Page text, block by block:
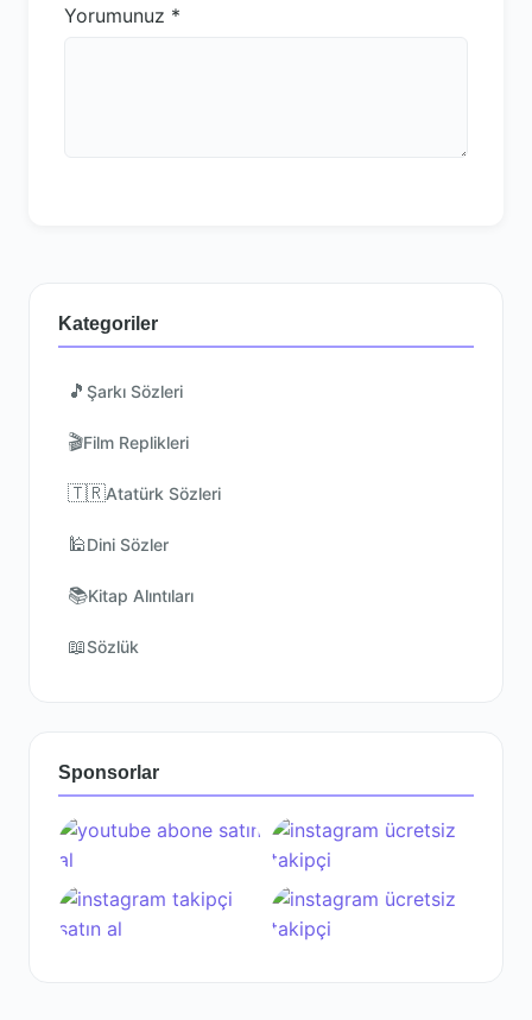
Yorumunuz *
Kategoriler
🎵 Şarkı Sözleri
🎬Film Replikleri
🇹🇷Atatürk Sözleri
🕌Dini Sözler
📚Kitap Alıntıları
📖Sözlük
Sponsorlar